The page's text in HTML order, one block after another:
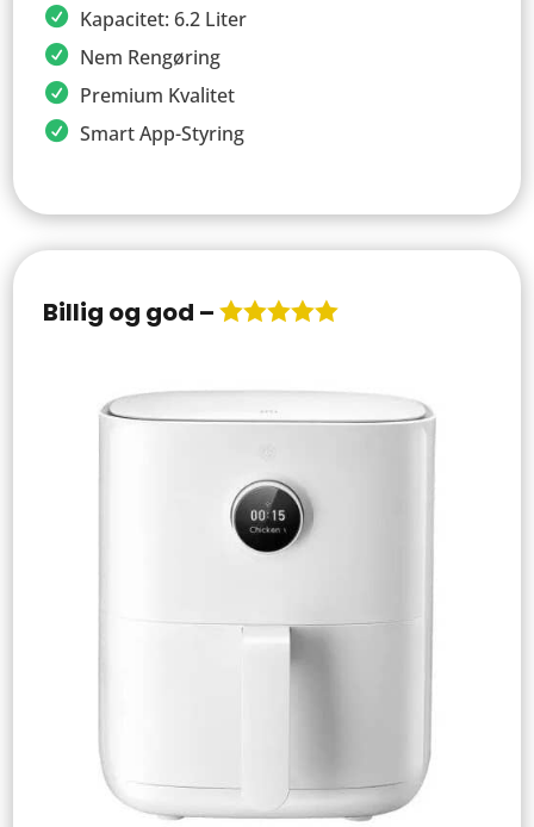
Kapacitet: 6.2 Liter
Nem Rengøring
Premium Kvalitet
Smart App-Styring
Billig og god –